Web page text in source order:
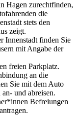
Hagen zurechtfinden,
die
stets den
zeigt.
Innenstadt finden Sie
mit Angabe der
freien Parkplatz.
an die
Sie mit dem Auto
und abreisen.
Befreiungen